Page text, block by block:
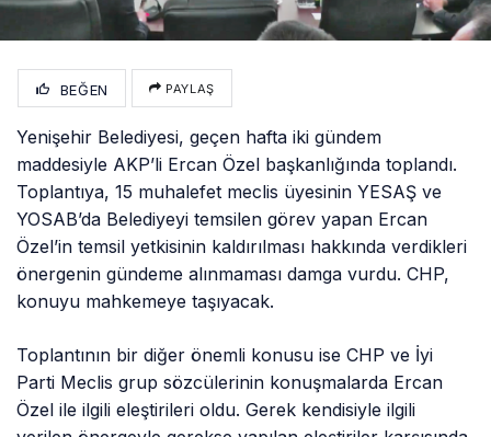
BEĞEN PAYLAŞ
Yenişehir Belediyesi, geçen hafta iki gündem
maddesiyle AKP’li Ercan Özel başkanlığında toplandı.
Toplantıya, 15 muhalefet meclis üyesinin YESAŞ ve
YOSAB’da Belediyeyi temsilen görev yapan Ercan
Özel’in temsil yetkisinin kaldırılması hakkında verdikleri
önergenin gündeme alınmaması damga vurdu. CHP,
konuyu mahkemeye taşıyacak.
Toplantının bir diğer önemli konusu ise CHP ve İyi
Parti Meclis grup sözcülerinin konuşmalarda Ercan
Özel ile ilgili eleştirileri oldu. Gerek kendisiyle ilgili